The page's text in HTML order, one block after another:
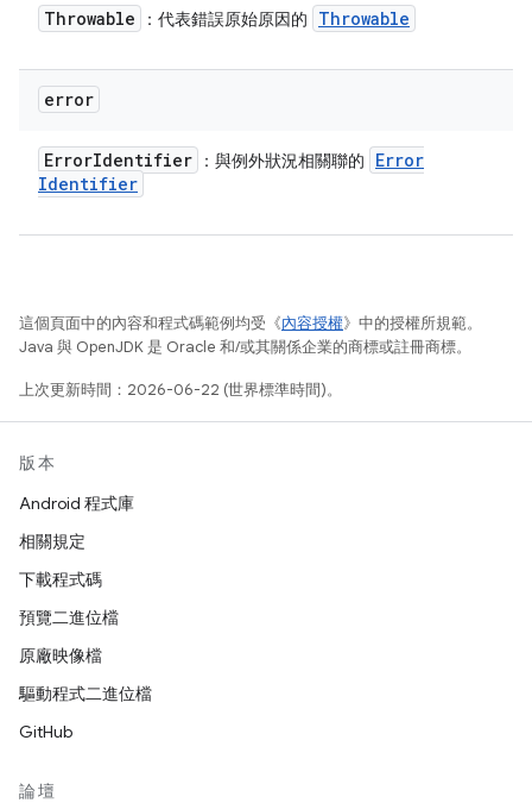
Throwable ：代表錯誤原始原因的 Throwable
error
ErrorIdentifier ：與例外狀況相關聯的
Error
Identifier
這個頁面中的內容和程式碼範例均受《內容授權》中的授權所規範。
Java 與 OpenJDK 是 Oracle 和/或其關係企業的商標或註冊商標。
上次更新時間：2026-06-22 (世界標準時間)。
版本
Android 程式庫
相關規定
下載程式碼
預覽二進位檔
原廠映像檔
驅動程式二進位檔
GitHub
論壇